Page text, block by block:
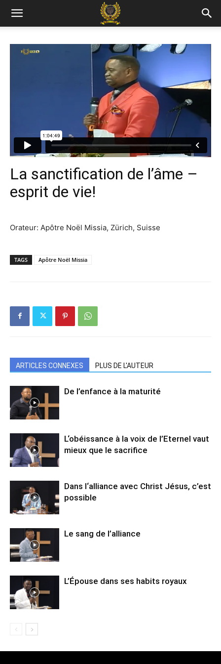
La sanctification de l’âme –
esprit de vie!
Orateur: Apôtre Noël Missia, Zürich, Suisse
TAGS Apôtre Noël Missia
ARTICLES CONNEXES PLUS DE L'AUTEUR
De l’enfance à la maturité
L‘obéissance à la voix de l’Eternel vaut
mieux que le sacrifice
Dans l‘alliance avec Christ Jésus, c’est
possible
Le sang de l’alliance
L’Épouse dans ses habits royaux